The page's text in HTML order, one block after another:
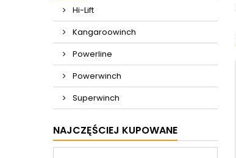
Hi-Lift
Kangaroowinch
Powerline
Powerwinch
Superwinch
NAJCZĘŚCIEJ KUPOWANE